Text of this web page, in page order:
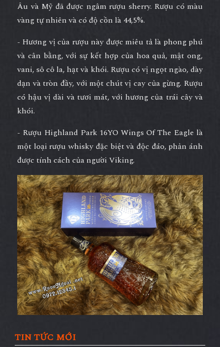
Âu và Mỹ đã được ngâm rượu sherry. Rượu có màu
vàng tự nhiên và có độ cồn là 44,5%.
- Hương vị của rượu này được miêu tả là phong phú
và cân bằng, với sự kết hợp của hoa quả, mật ong,
vani, sô cô la, hạt và khói. Rượu có vị ngọt ngào, dày
dạn và tròn đầy, với một chút vị cay của gừng. Rượu
có hậu vị dài và tươi mát, với hương của trái cây và
khói.
- Rượu Highland Park 16YO Wings Of The Eagle là
một loại rượu whisky đặc biệt và độc đáo, phản ánh
được tính cách của người Viking.
TIN TỨC MỚI